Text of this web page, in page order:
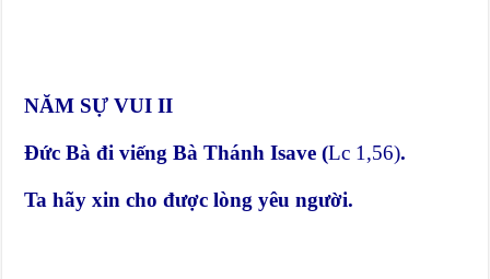
NĂM SỰ VUI II
Đức Bà đi viếng Bà Thánh Isave (Lc 1,56).
Ta hãy xin cho được lòng yêu người.